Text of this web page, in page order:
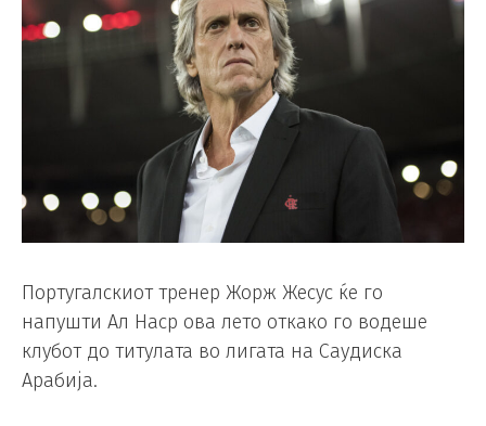
Португалскиот тренер Жорж Жесус ќе го
напушти Ал Наср ова лето откако го водеше
клубот до титулата во лигата на Саудиска
Арабија.